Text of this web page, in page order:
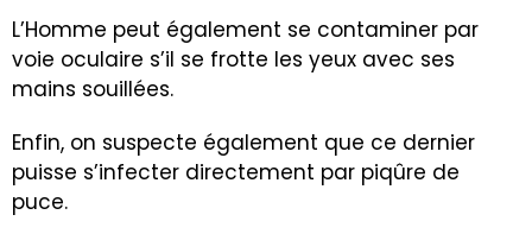
L’Homme peut également se contaminer par
voie oculaire s’il se frotte les yeux avec ses
mains souillées.
Enfin, on suspecte également que ce dernier
puisse s’infecter directement par piqûre de
puce.